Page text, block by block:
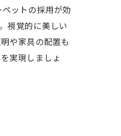
ットの採用が効
視覚的に美しい
や家具の配置も
実現しましょ